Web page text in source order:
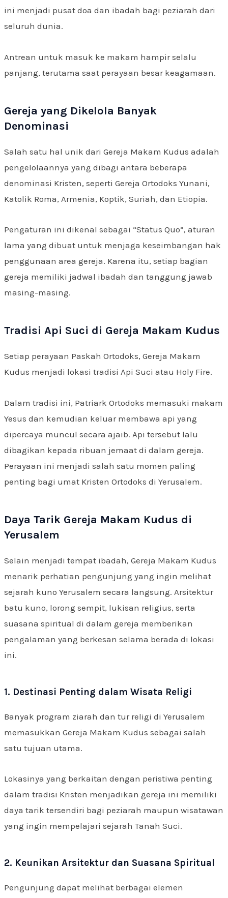
ini menjadi pusat doa dan ibadah bagi peziarah dari
seluruh dunia.
Antrean untuk masuk ke makam hampir selalu
panjang, terutama saat perayaan besar keagamaan.
Gereja yang Dikelola Banyak
Denominasi
Salah satu hal unik dari Gereja Makam Kudus adalah
pengelolaannya yang dibagi antara beberapa
denominasi Kristen, seperti Gereja Ortodoks Yunani,
Katolik Roma, Armenia, Koptik, Suriah, dan Etiopia.
Pengaturan ini dikenal sebagai “Status Quo”, aturan
lama yang dibuat untuk menjaga keseimbangan hak
penggunaan area gereja. Karena itu, setiap bagian
gereja memiliki jadwal ibadah dan tanggung jawab
masing-masing.
Tradisi Api Suci di Gereja Makam Kudus
Setiap perayaan Paskah Ortodoks, Gereja Makam
Kudus menjadi lokasi tradisi Api Suci atau Holy Fire.
Dalam tradisi ini, Patriark Ortodoks memasuki makam
Yesus dan kemudian keluar membawa api yang
dipercaya muncul secara ajaib. Api tersebut lalu
dibagikan kepada ribuan jemaat di dalam gereja.
Perayaan ini menjadi salah satu momen paling
penting bagi umat Kristen Ortodoks di Yerusalem.
Daya Tarik Gereja Makam Kudus di
Yerusalem
Selain menjadi tempat ibadah, Gereja Makam Kudus
menarik perhatian pengunjung yang ingin melihat
sejarah kuno Yerusalem secara langsung. Arsitektur
batu kuno, lorong sempit, lukisan religius, serta
suasana spiritual di dalam gereja memberikan
pengalaman yang berkesan selama berada di lokasi
ini.
1. Destinasi Penting dalam Wisata Religi
Banyak program ziarah dan tur religi di Yerusalem
memasukkan Gereja Makam Kudus sebagai salah
satu tujuan utama.
Lokasinya yang berkaitan dengan peristiwa penting
dalam tradisi Kristen menjadikan gereja ini memiliki
daya tarik tersendiri bagi peziarah maupun wisatawan
yang ingin mempelajari sejarah Tanah Suci.
2. Keunikan Arsitektur dan Suasana Spiritual
Pengunjung dapat melihat berbagai elemen